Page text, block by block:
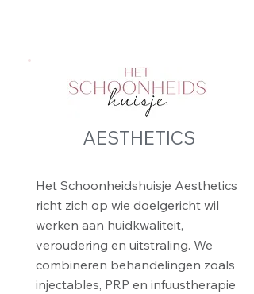
AESTHETICS
Het Schoonheidshuisje Aesthetics
richt zich op wie doelgericht wil
werken aan huidkwaliteit,
veroudering en uitstraling. We
combineren behandelingen zoals
injectables, PRP en infuustherapie